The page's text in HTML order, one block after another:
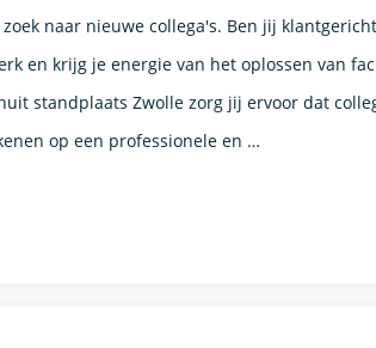
naar nieuwe collega's. Ben jij
en krijg je energie van het oplossen van
standplaats Zwolle zorg jij ervoor dat
op een professionele en …